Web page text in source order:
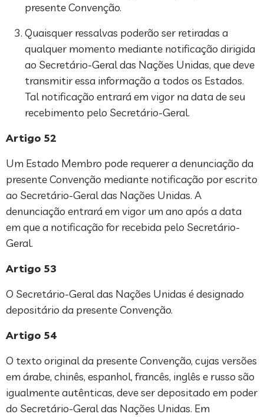
presente Convenção.
Quaisquer ressalvas poderão ser retiradas a
qualquer momento mediante notificação dirigida
ao Secretário-Geral das Nações Unidas, que deve
transmitir essa informação a todos os Estados.
Tal notificação entrará em vigor na data de seu
recebimento pelo Secretário-Geral.
Artigo 52
Um Estado Membro pode requerer a denunciação da
presente Convenção mediante notificação por escrito
ao Secretário-Geral das Nações Unidas. A
denunciação entrará em vigor um ano após a data
em que a notificação for recebida pelo Secretário-
Geral.
Artigo 53
O Secretário-Geral das Nações Unidas é designado
depositário da presente Convenção.
Artigo 54
O texto original da presente Convenção, cujas versões
em árabe, chinês, espanhol, francês, inglês e russo são
igualmente autênticas, deve ser depositado em poder
do Secretário-Geral das Nações Unidas. Em